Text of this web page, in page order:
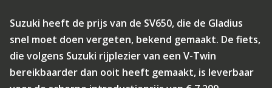
Suzuki heeft de prijs van de SV650, die de Gladius
snel moet doen vergeten, bekend gemaakt. De fiets,
die volgens Suzuki rijplezier van een V-Twin
bereikbaarder dan ooit heeft gemaakt, is leverbaar